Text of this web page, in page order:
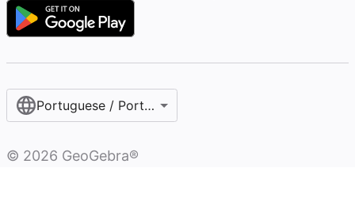
Portuguese / Português (Brasil)
© 2026 GeoGebra®